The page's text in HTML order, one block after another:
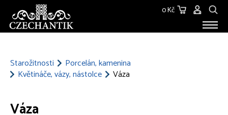
0 Kč
Starožitnosti
Porcelán, kamenina
Květináče, vázy, nástolce
Váza
Váza